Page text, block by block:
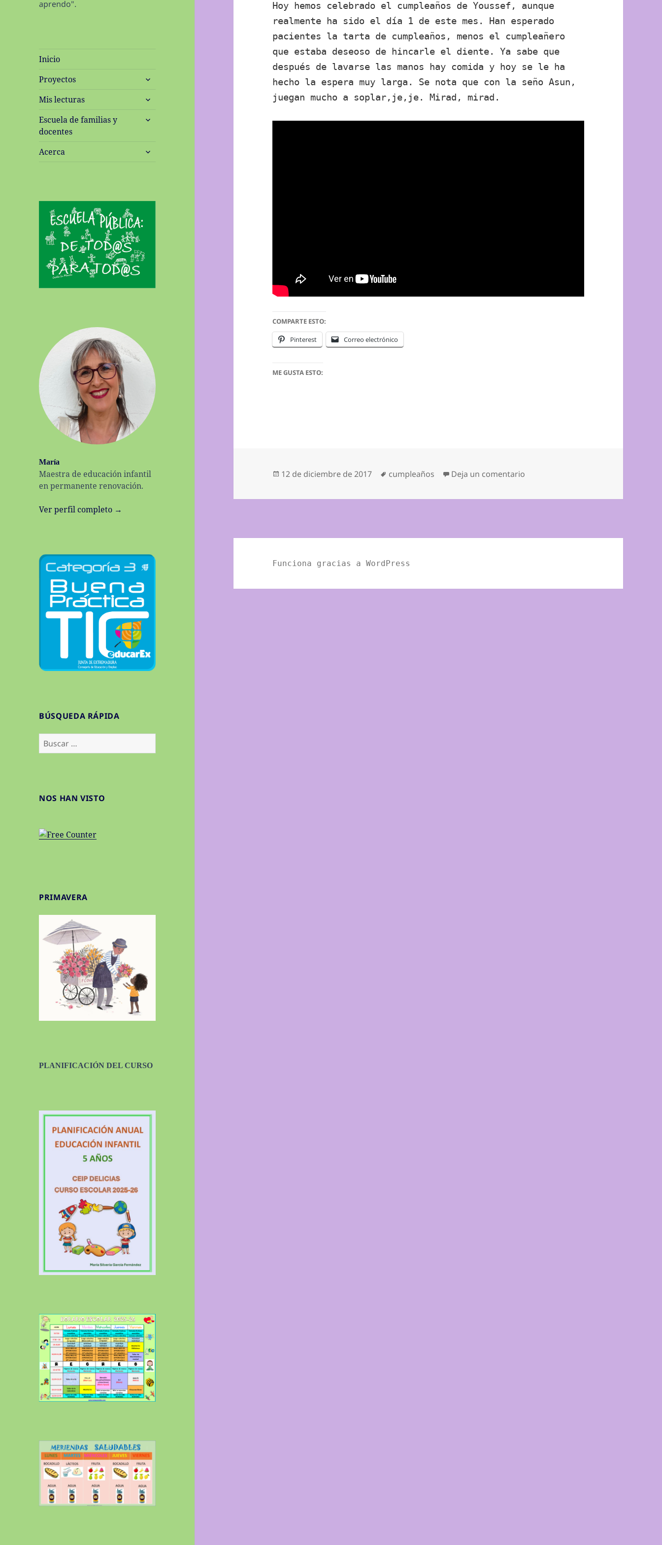
aprendo".
Inicio
Proyectos
expande
menú
Mis lecturas
expande
menú
Escuela de familias y
docentes
expande
inferior
Acerca
expande
María
Maestra de educación infantil
en permanente renovación.
Ver perfil completo →
BÚSQUEDA RÁPIDA
Buscar:
NOS HAN VISTO
PRIMAVERA
PLANIFICACIÓN DEL CURSO
Hoy hemos celebrado el cumpleaños de Youssef, aunque
realmente ha sido el día 1 de este mes. Han esperado
pacientes la tarta de cumpleaños, menos el cumpleañero
que estaba deseoso de hincarle el diente. Ya sabe que
después de lavarse las manos hay comida y hoy se le ha
hecho la espera muy larga. Se nota que con la seño Asun,
juegan mucho a soplar,je,je. Mirad, mirad.
COMPARTE ESTO:
Pinterest Correo electrónico
ME GUSTA ESTO:
Publicado
12 de diciembre de 2017 Etiquetas
cumpleaños Deja un comentario
Funciona gracias a WordPress